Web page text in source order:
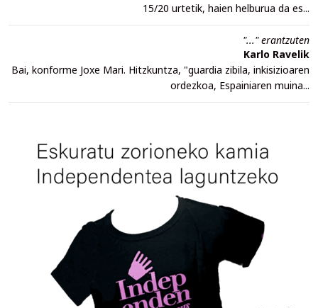
15/20 urtetik, haien helburua da es...
"..." erantzuten
Karlo Ravelik
Bai, konforme Joxe Mari. Hitzkuntza, "guardia zibila, inkisizioaren
ordezkoa, Espainiaren muina...